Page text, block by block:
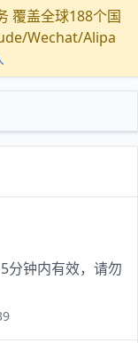
覆盖全球188个国
Wechat/Alipa
分钟内有效，请勿